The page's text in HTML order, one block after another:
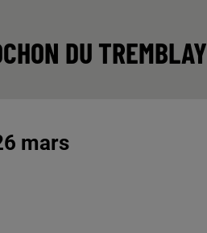
DU TREMBLAY
mars